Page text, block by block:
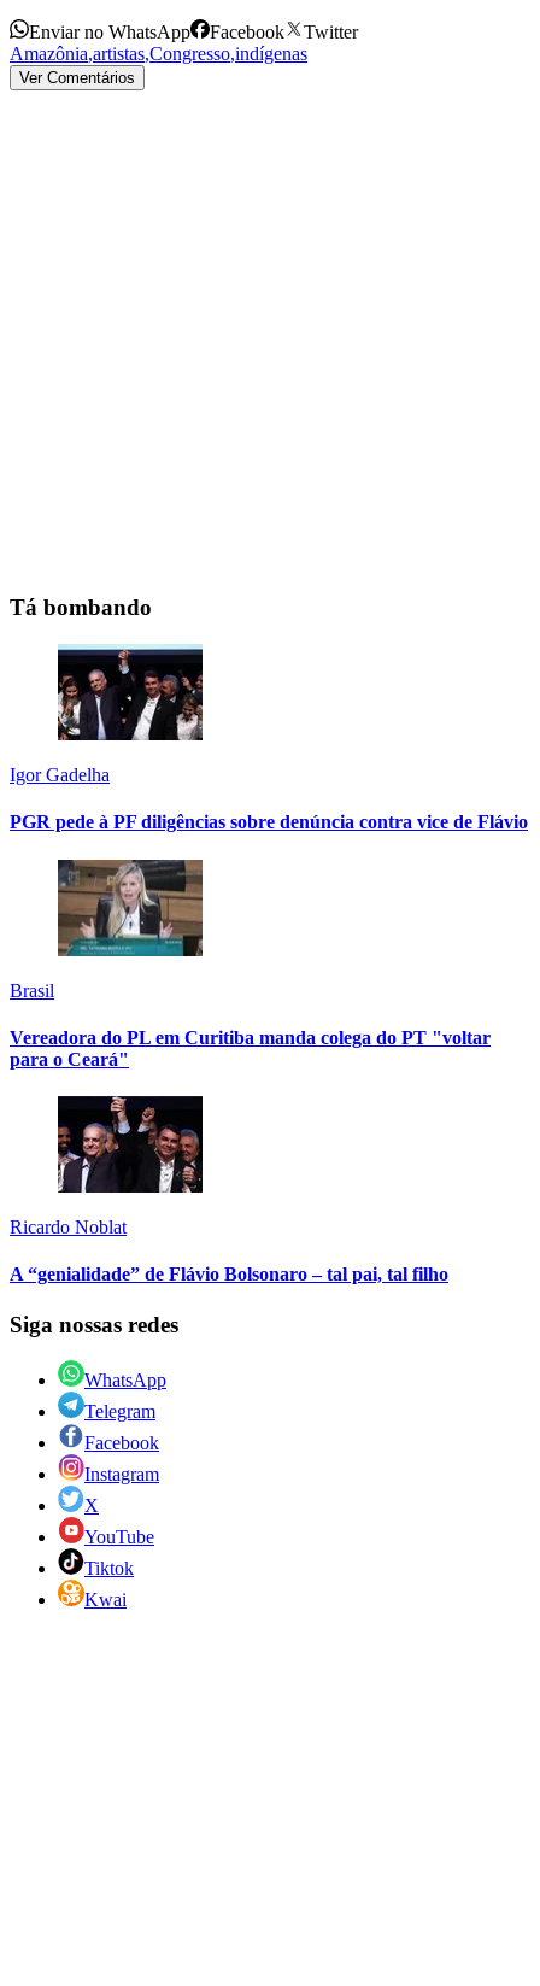
Enviar no WhatsApp Facebook
Twitter
Amazônia,artistas,Congresso,indígenas
Ver Comentários
Tá bombando
Igor Gadelha
PGR pede à PF diligências sobre denúncia contra vice de Flávio
Brasil
Vereadora do PL em Curitiba manda colega do PT "voltar
para o Ceará"
Ricardo Noblat
A “genialidade” de Flávio Bolsonaro – tal pai, tal filho
Siga nossas redes
WhatsApp
Telegram
Facebook
Instagram
X
YouTube
Tiktok
Kwai